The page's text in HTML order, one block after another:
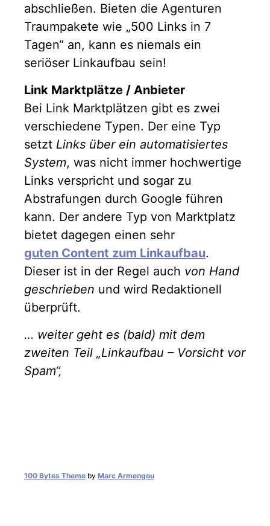
abschließen. Bieten die Agenturen
Traumpakete wie „500 Links in 7
Tagen“ an, kann es niemals ein
seriöser Linkaufbau sein!
Link Marktplätze / Anbieter
Bei Link Marktplätzen gibt es zwei
verschiedene Typen. Der eine Typ
setzt Links über ein automatisiertes
System, was nicht immer hochwertige
Links verspricht und sogar zu
Abstrafungen durch Google führen
kann. Der andere Typ von Marktplatz
bietet dagegen einen sehr
guten Content zum Linkaufbau.
Dieser ist in der Regel auch von Hand
geschrieben und wird Redaktionell
überprüft.
… weiter geht es (bald) mit dem
zweiten Teil „Linkaufbau – Vorsicht vor
Spam“‚
100 Bytes Theme by Marc Armengou